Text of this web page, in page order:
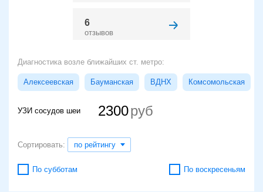
6
отзывов
Диагностика возле ближайших ст. метро:
Алексеевская Бауманская ВДНХ Комсомольская
УЗИ сосудов шеи 2300
Сортировать: по рейтингу
По субботам По воскресеньям